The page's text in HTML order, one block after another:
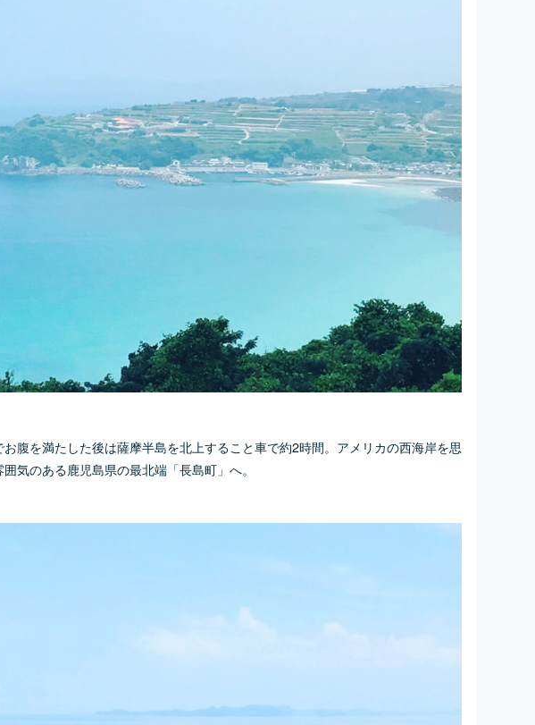
お腹を満たした後は薩摩半島を北上すること車で約2時間。アメリカの西海岸を思
気のある鹿児島県の最北端「長島町」へ。